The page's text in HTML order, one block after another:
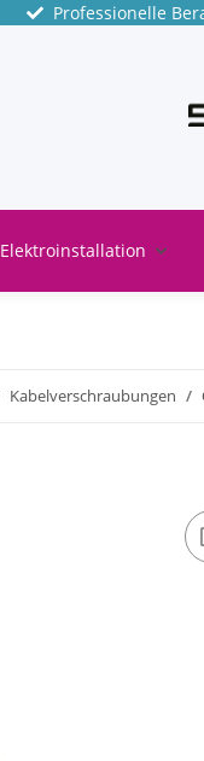
Professionelle
Elektroinstallation
Kabelverschraubungen